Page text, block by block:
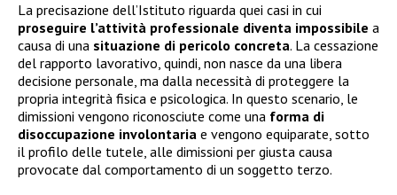
La precisazione dell’Istituto riguarda quei casi in cui
proseguire l’attività professionale diventa impossibile a
causa di una situazione di pericolo concreta. La cessazione
del rapporto lavorativo, quindi, non nasce da una libera
decisione personale, ma dalla necessità di proteggere la
propria integrità fisica e psicologica. In questo scenario, le
dimissioni vengono riconosciute come una forma di
disoccupazione involontaria e vengono equiparate, sotto
il profilo delle tutele, alle dimissioni per giusta causa
provocate dal comportamento di un soggetto terzo.